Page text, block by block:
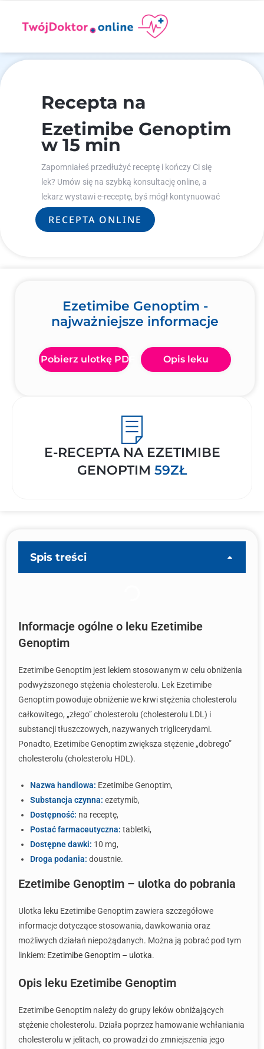
Recepta na
Ezetimibe Genoptim
w 15 min
Zapomniałeś przedłużyć receptę i kończy Ci się
lek? Umów się na szybką konsultację online, a
lekarz wystawi e-receptę, byś mógł kontynuować
leczenie.
RECEPTA ONLINE
Ezetimibe Genoptim -
najważniejsze informacje
Pobierz ulotkę PDF Opis leku
E-RECEPTA NA EZETIMIBE
GENOPTIM 59ZŁ
Spis treści
Informacje ogólne o leku Ezetimibe
Genoptim
Ezetimibe Genoptim jest lekiem stosowanym w celu obniżenia
podwyższonego stężenia cholesterolu. Lek Ezetimibe
Genoptim powoduje obniżenie we krwi stężenia cholesterolu
całkowitego, „złego” cholesterolu (cholesterolu LDL) i
substancji tłuszczowych, nazywanych triglicerydami.
Ponadto, Ezetimibe Genoptim zwiększa stężenie „dobrego”
cholesterolu (cholesterolu HDL).
Nazwa handlowa: Ezetimibe Genoptim,
Substancja czynna: ezetymib,
Dostępność: na receptę,
Postać farmaceutyczna: tabletki,
Dostępne dawki: 10 mg,
Droga podania: doustnie.
Ezetimibe Genoptim – ulotka do pobrania
Ulotka leku Ezetimibe Genoptim zawiera szczegółowe
informacje dotyczące stosowania, dawkowania oraz
możliwych działań niepożądanych. Można ją pobrać pod tym
linkiem: Ezetimibe Genoptim – ulotka.
Opis leku Ezetimibe Genoptim
Ezetimibe Genoptim należy do grupy leków obniżających
stężenie cholesterolu. Działa poprzez hamowanie wchłaniania
cholesterolu w jelitach, co prowadzi do zmniejszenia jego